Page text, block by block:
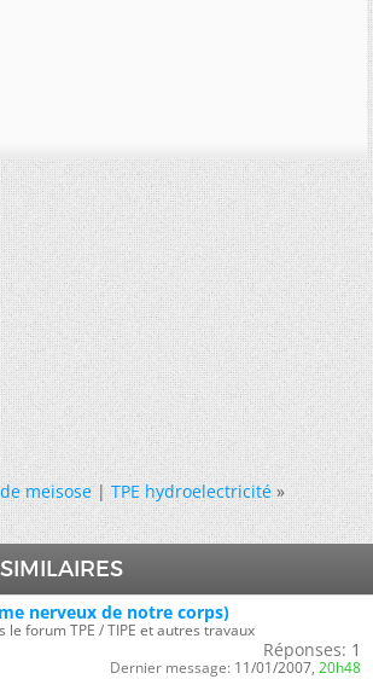
meisose|TPE hydroelectricité »
nerveux de notre corps)
le forum TPE / TIPE et autres travaux
Réponses: 1
Dernier message: 11/01/2007, 20h48